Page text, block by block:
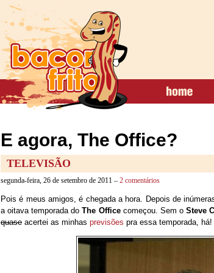
E agora, The Office?
TELEVISÃO
segunda-feira, 26 de setembro de 2011 – 2 comentários
Pois é meus amigos, é chegada a hora. Depois de
a oitava temporada doThe Officecomeçou. Sem oSteve
quase acertei as minhas previsões pra essa temporada, há!